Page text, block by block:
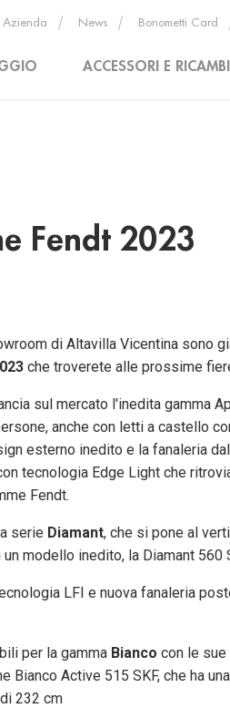
ACCESSORI E RICAMBI
Azienda News Bonometti Card
Fendt 2023
di Altavilla Vicentina sono
che troverete alle prossime
sul mercato l'inedita gamma
anche con letti a castello
esterno inedito e la fanaleria
tecnologia Edge Light che
Fendt.
serie Diamant, che si pone al
modello inedito, la Diamant 560
LFI e nuova fanaleria
per la gamma Bianco con le sue
Bianco Active 515 SKF, che ha
232 cm